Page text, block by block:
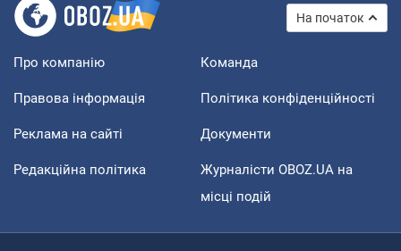
На початок
Про компанію Команда
Правова інформація Політика конфіденційності
Реклама на сайті Документи
Редакційна політика
Журналісти OBOZ.UA на
місці подій